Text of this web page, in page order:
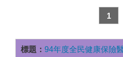
1
94年度全民健康保險